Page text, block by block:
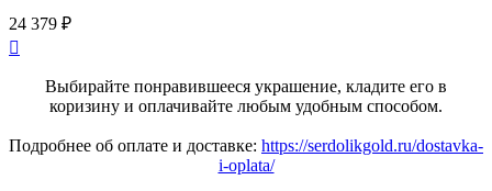
24 379 ₽

Выбирайте понравившееся украшение, кладите его в
коризину и оплачивайте любым удобным способом.
Подробнее об оплате и доставке: https://serdolikgold.ru/dostavka-
i-oplata/